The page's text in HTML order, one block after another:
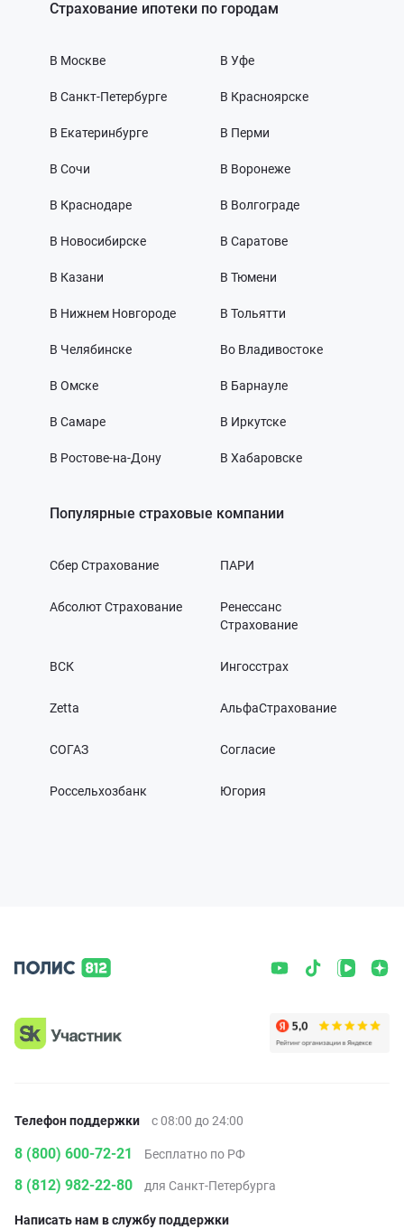
Страхование ипотеки по городам
В Москве
В Санкт-Петербурге
В Екатеринбурге
В Сочи
В Краснодаре
В Новосибирске
В Казани
В Нижнем Новгороде
В Челябинске
В Омске
В Самаре
В Ростове-на-Дону
В Уфе
В Красноярске
В Перми
В Воронеже
В Волгограде
В Саратове
В Тюмени
В Тольятти
Во Владивостоке
В Барнауле
В Иркутске
В Хабаровске
Популярные страховые компании
Сбер Страхование ПАРИ
Абсолют Страхование
Ренессанс
Страхование
ВСК Ингосстрах
Zetta АльфаСтрахование
СОГАЗ Согласие
Россельхозбанк Югория
Телефон поддержки с 08:00 до 24:00
8 (800) 600-72-21 Бесплатно по РФ
8 (812) 982-22-80 для Санкт-Петербурга
Написать нам в службу поддержки